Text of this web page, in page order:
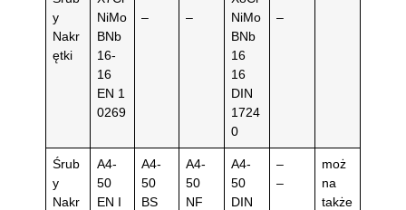
y
Nakr
ętki
NiMo
BNb
16-
16
EN 1
0269
–
–
NiMo
BNb
16
16
DIN
1724
0
–
Śrub
y
Nakr
A4-
50
EN I
A4-
50
BS
A4-
50
NF
A4-
50
DIN
–
–
moż
na
także